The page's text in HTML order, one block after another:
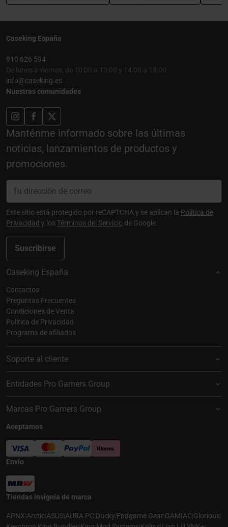
Caseking España
910 626 594
De lunes a viernes, de 10:00 a 13:00 y 14:00 a 18:00
info@caseking.es
Nuestras comunidades
Manténme informado sobre las últimas
noticias, lanzamientos de productos y
promociones.
Suscribirse
Este sitio está protegido por reCAPTCHA y se aplican la Política de
Privacidad y losTérminos del Servicio de Google.
Caseking España
Contactos
Preguntas Frecuentes
Condiciones de Venta
Política de Privacidad
Programa de afiliados
Soporte al cliente
Entidades Pro Gamers Group
Marcas Pro Gamers Group
Aceptamos
Envío
Tiendas insignia de marca
APNX|Arctic|ASUS|AURA PC|Ducky|Endgame Gear|GAMIAC|Glorious|